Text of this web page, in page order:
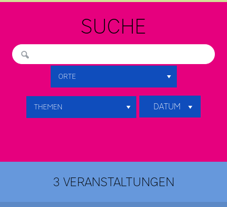
SUCHE
DATUM
3 VERANSTALTUNGEN